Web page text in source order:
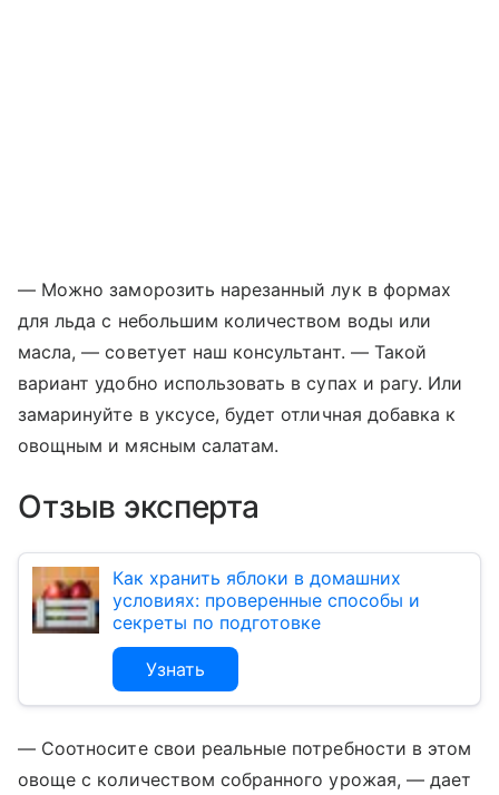
— Можно заморозить нарезанный лук в формах
для льда с небольшим количеством воды или
масла, — советует наш консультант. — Такой
вариант удобно использовать в супах и рагу. Или
замаринуйте в уксусе, будет отличная добавка к
овощным и мясным салатам.
Отзыв эксперта
Как хранить яблоки в домашних
условиях: проверенные способы и
секреты по подготовке
Узнать
— Соотносите свои реальные потребности в этом
овоще с количеством собранного урожая, — дает